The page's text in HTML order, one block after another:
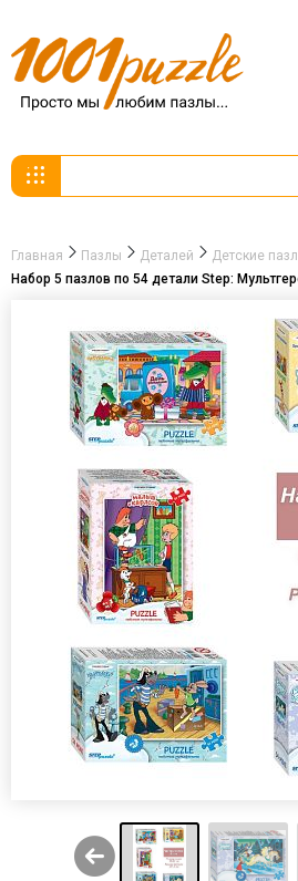
Главная Пазлы Деталей
Детские
Набор 5 пазлов по 54 детали Step: